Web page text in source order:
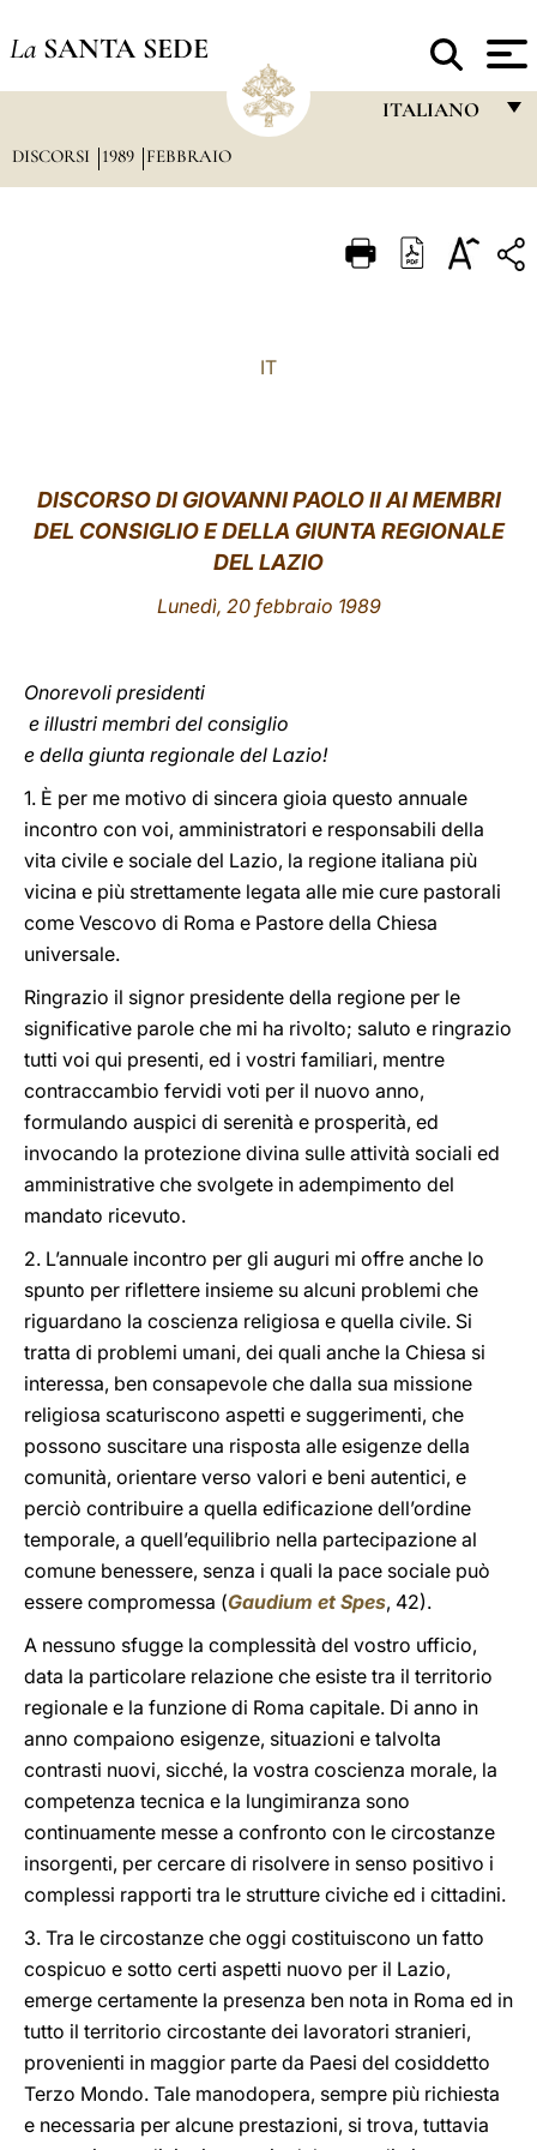
La SANTA SEDE
ITALIANO
ITALIANO
中文
DISCORSI 1989 FEBBRAIO
IT
DISCORSO DI GIOVANNI PAOLO II AI MEMBRI
DEL CONSIGLIO E DELLA GIUNTA REGIONALE
DEL LAZIO
Lunedì, 20 febbraio 1989
Onorevoli presidenti
e illustri membri del consiglio
e della giunta regionale del Lazio!
1. È per me motivo di sincera gioia questo annuale
incontro con voi, amministratori e responsabili della
vita civile e sociale del Lazio, la regione italiana più
vicina e più strettamente legata alle mie cure pastorali
come Vescovo di Roma e Pastore della Chiesa
universale.
Ringrazio il signor presidente della regione per le
significative parole che mi ha rivolto; saluto e ringrazio
tutti voi qui presenti, ed i vostri familiari, mentre
contraccambio fervidi voti per il nuovo anno,
formulando auspici di serenità e prosperità, ed
invocando la protezione divina sulle attività sociali ed
amministrative che svolgete in adempimento del
mandato ricevuto.
2. L’annuale incontro per gli auguri mi offre anche lo
spunto per riflettere insieme su alcuni problemi che
riguardano la coscienza religiosa e quella civile. Si
tratta di problemi umani, dei quali anche la Chiesa si
interessa, ben consapevole che dalla sua missione
religiosa scaturiscono aspetti e suggerimenti, che
possono suscitare una risposta alle esigenze della
comunità, orientare verso valori e beni autentici, e
perciò contribuire a quella edificazione dell’ordine
temporale, a quell’equilibrio nella partecipazione al
comune benessere, senza i quali la pace sociale può
essere compromessa (Gaudium et Spes, 42).
A nessuno sfugge la complessità del vostro ufficio,
data la particolare relazione che esiste tra il territorio
regionale e la funzione di Roma capitale. Di anno in
anno compaiono esigenze, situazioni e talvolta
contrasti nuovi, sicché, la vostra coscienza morale, la
competenza tecnica e la lungimiranza sono
continuamente messe a confronto con le circostanze
insorgenti, per cercare di risolvere in senso positivo i
complessi rapporti tra le strutture civiche ed i cittadini.
3. Tra le circostanze che oggi costituiscono un fatto
cospicuo e sotto certi aspetti nuovo per il Lazio,
emerge certamente la presenza ben nota in Roma ed in
tutto il territorio circostante dei lavoratori stranieri,
provenienti in maggior parte da Paesi del cosiddetto
Terzo Mondo. Tale manodopera, sempre più richiesta
e necessaria per alcune prestazioni, si trova, tuttavia